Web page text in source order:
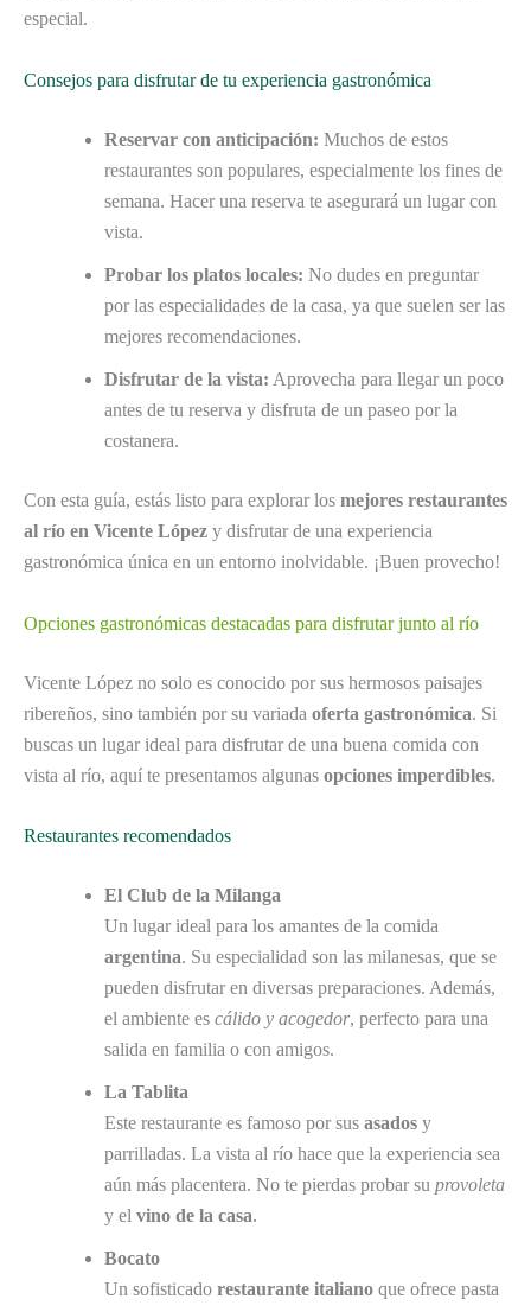
especial.
Consejos para disfrutar de tu experiencia gastronómica
Reservar con anticipación: Muchos de estos
restaurantes son populares, especialmente los fines de
semana. Hacer una reserva te asegurará un lugar con
vista.
Probar los platos locales: No dudes en preguntar
por las especialidades de la casa, ya que suelen ser las
mejores recomendaciones.
Disfrutar de la vista: Aprovecha para llegar un poco
antes de tu reserva y disfruta de un paseo por la
costanera.
Con esta guía, estás listo para explorar los mejores restaurantes
al río en Vicente López y disfrutar de una experiencia
gastronómica única en un entorno inolvidable. ¡Buen provecho!
Opciones gastronómicas destacadas para disfrutar junto al río
Vicente López no solo es conocido por sus hermosos paisajes
ribereños, sino también por su variada oferta gastronómica. Si
buscas un lugar ideal para disfrutar de una buena comida con
vista al río, aquí te presentamos algunas opciones imperdibles.
Restaurantes recomendados
El Club de la Milanga
Un lugar ideal para los amantes de la comida
argentina. Su especialidad son las milanesas, que se
pueden disfrutar en diversas preparaciones. Además,
el ambiente es cálido y acogedor, perfecto para una
salida en familia o con amigos.
La Tablita
Este restaurante es famoso por sus asados y
parrilladas. La vista al río hace que la experiencia sea
aún más placentera. No te pierdas probar su provoleta
y el vino de la casa.
Bocato
Un sofisticado restaurante italiano que ofrece pasta